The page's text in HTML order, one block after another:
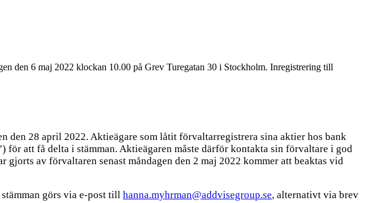
den 6 maj 2022 klockan 10.00 på Grev Turegatan 30 i Stockholm. Inregistrering till
den 28 april 2022. Aktieägare som låtit förvaltarregistrera sina aktier hos bank
att få delta i stämman. Aktieägaren måste därför kontakta sin förvaltare i god
av förvaltaren senast måndagen den 2 maj 2022 kommer att beaktas vid
görs via e-post till hanna.myhrman@addvisegroup.se, alternativt via brev